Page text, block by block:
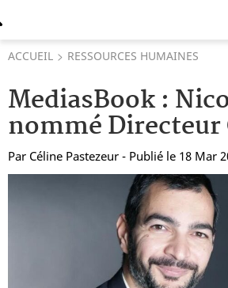
ACCUEIL RESSOURCES HUMAINES
MediasBook :
nommé Directeur
Par Céline Pastezeur - Publié le 18 Mar